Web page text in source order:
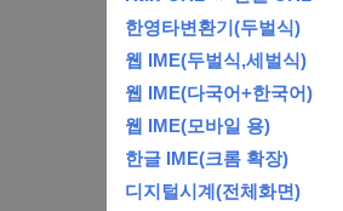
한영타변환기(두벌식)
웹 IME(두벌식,세벌식)
웹 IME(다국어+한국어)
웹 IME(모바일 용)
한글 IME(크롬 확장)
디지털시계(전체화면)